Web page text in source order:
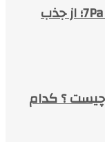
خدمات شبکه‌های اجتماعی 7Panel؛ از جذب
چیست ؟ کدام